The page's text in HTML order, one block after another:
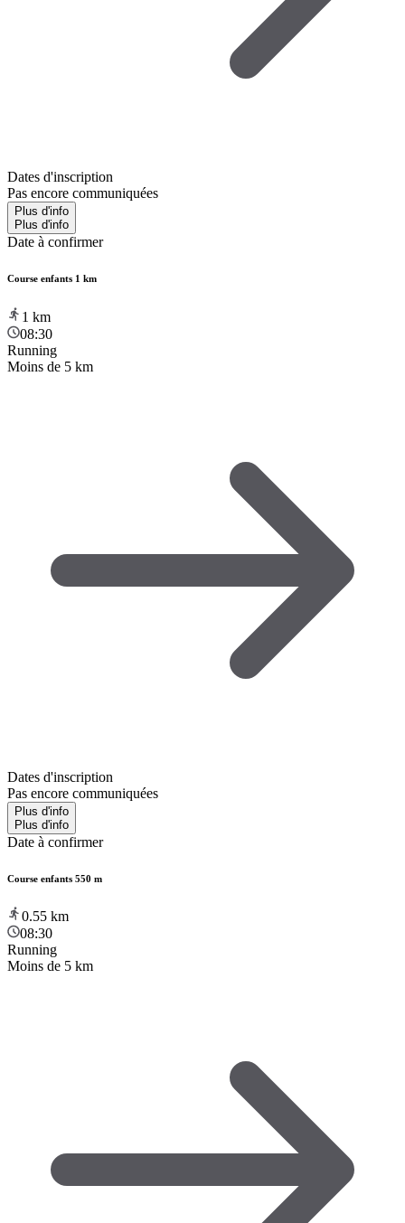
Dates d'inscription
Pas encore communiquées
Plus d'info
Plus d'info
Date à confirmer
Course enfants 1 km
1 km
08:30
Running
Moins de 5 km
Dates d'inscription
Pas encore communiquées
Plus d'info
Plus d'info
Date à confirmer
Course enfants 550 m
0.55 km
08:30
Running
Moins de 5 km